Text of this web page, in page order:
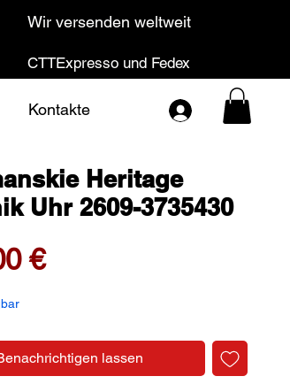
Wir versenden weltweit
CTTExpresso und Fedex
Kontakte
Heritage
Uhr 2609-3735430
€Preis
lassen